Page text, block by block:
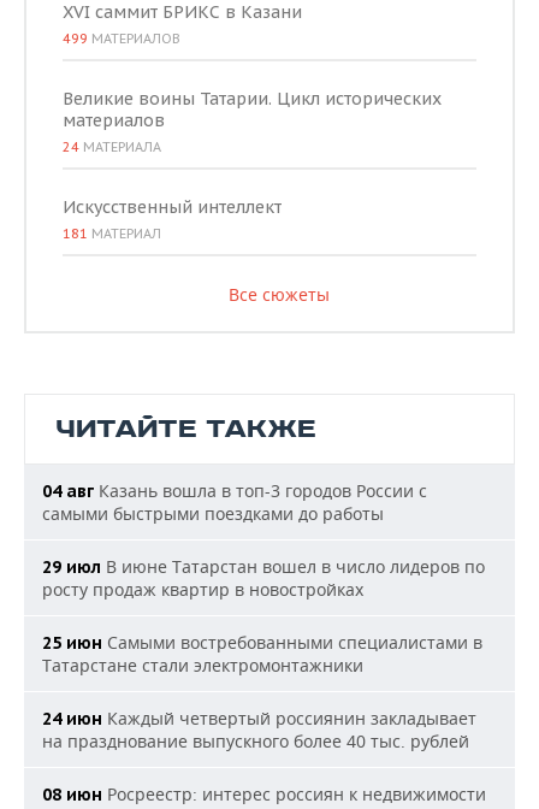
XVI саммит БРИКС в Казани
499 МАТЕРИАЛОВ
Великие воины Татарии. Цикл исторических
материалов
24 МАТЕРИАЛА
Искусственный интеллект
181 МАТЕРИАЛ
Все сюжеты
ЧИТАЙТЕ ТАКЖЕ
04 авг Казань вошла в топ-3 городов России с
самыми быстрыми поездками до работы
29 июл В июне Татарстан вошел в число лидеров по
росту продаж квартир в новостройках
25 июн Самыми востребованными специалистами в
Татарстане стали электромонтажники
24 июн Каждый четвертый россиянин закладывает
на празднование выпускного более 40 тыс. рублей
08 июн Росреестр: интерес россиян к недвижимости